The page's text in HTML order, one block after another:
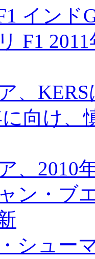
イン
F1
、
に向け
、2010
ン・ブ
シュー